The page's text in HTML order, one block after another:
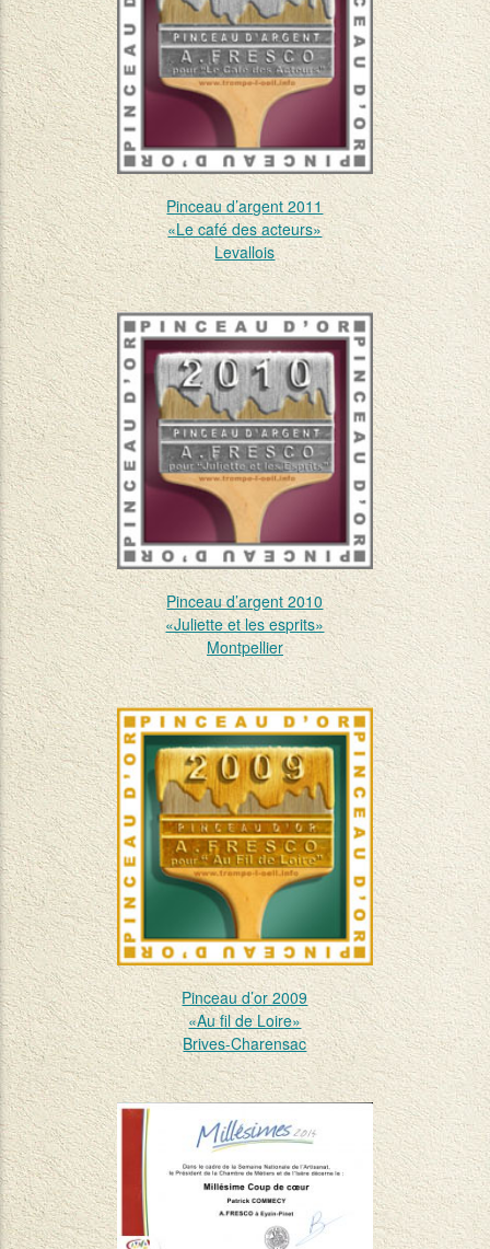
Pinceau d’argent 2011
«Le café des acteurs»
Levallois
Pinceau d’argent 2010
«Juliette et les esprits»
Montpellier
Pinceau d’or 2009
«Au fil de Loire»
Brives-Charensac